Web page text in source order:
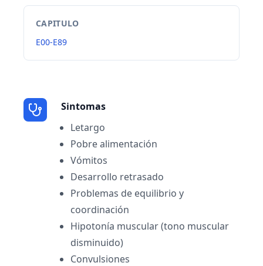
CAPITULO
E00-E89
Sintomas
Letargo
Pobre alimentación
Vómitos
Desarrollo retrasado
Problemas de equilibrio y
coordinación
Hipotonía muscular (tono muscular
disminuido)
Convulsiones